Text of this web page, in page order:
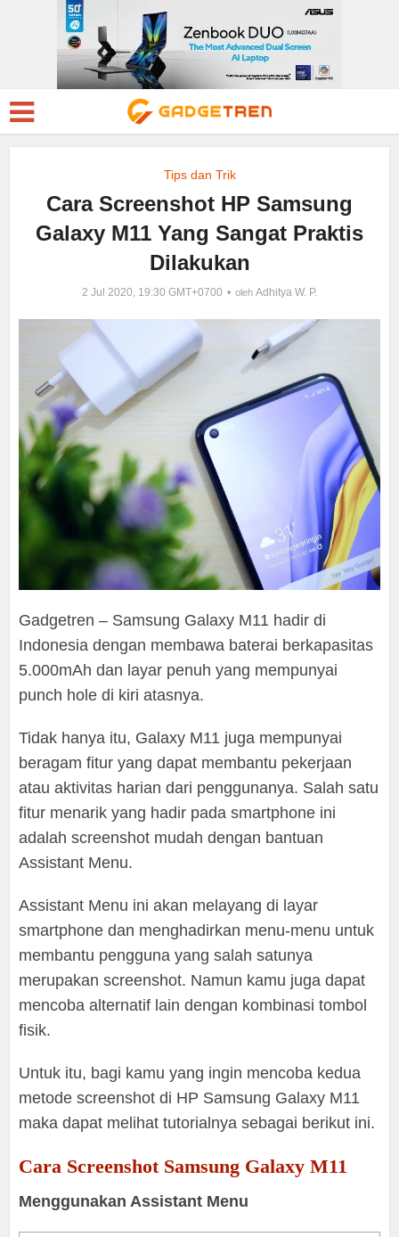
Tips dan Trik
Cara Screenshot HP Samsung
Galaxy M11 Yang Sangat Praktis
Dilakukan
2 Jul 2020, 19:30 GMT+0700 oleh Adhitya W. P.
Gadgetren – Samsung Galaxy M11 hadir di
Indonesia dengan membawa baterai berkapasitas
5.000mAh dan layar penuh yang mempunyai
punch hole di kiri atasnya.
Tidak hanya itu, Galaxy M11 juga mempunyai
beragam fitur yang dapat membantu pekerjaan
atau aktivitas harian dari penggunanya. Salah satu
fitur menarik yang hadir pada smartphone ini
adalah screenshot mudah dengan bantuan
Assistant Menu.
Assistant Menu ini akan melayang di layar
smartphone dan menghadirkan menu-menu untuk
membantu pengguna yang salah satunya
merupakan screenshot. Namun kamu juga dapat
mencoba alternatif lain dengan kombinasi tombol
fisik.
Untuk itu, bagi kamu yang ingin mencoba kedua
metode screenshot di HP Samsung Galaxy M11
maka dapat melihat tutorialnya sebagai berikut ini.
Cara Screenshot Samsung Galaxy M11
Menggunakan Assistant Menu